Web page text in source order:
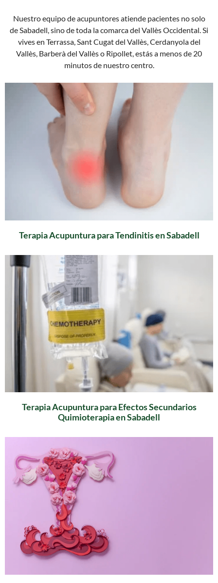
Nuestro equipo de acupuntores atiende pacientes no solo
de Sabadell, sino de toda la comarca del Vallès Occidental. Si
vives en Terrassa, Sant Cugat del Vallès, Cerdanyola del
Vallès, Barberà del Vallès o Ripollet, estás a menos de 20
minutos de nuestro centro.
Terapia Acupuntura para Tendinitis en Sabadell
Terapia Acupuntura para Efectos Secundarios
Quimioterapia en Sabadell